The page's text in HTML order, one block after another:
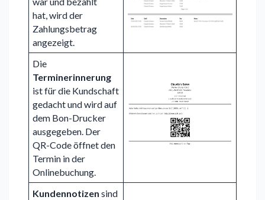
hat, wird der
Zahlungsbetrag
angezeigt.
Die
Terminerinnerung
ist für die Kundschaft
gedacht und wird auf
dem Bon-Drucker
ausgegeben. Der
QR-Code öffnet den
Termin in der
Onlinebuchung.
Kundennotizen sind